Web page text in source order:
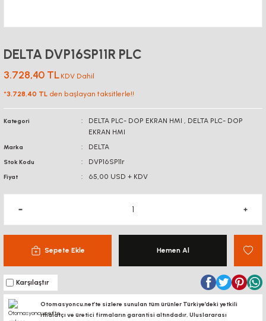
DELTA DVP16SP11R PLC
3.728,40 TL KDV Dahil
*3.728,40 TL den başlayan taksitlerle!!
Kategori DELTA PLC- DOP EKRAN HMI , DELTA PLC- DOP
EKRAN HMI
Marka DELTA
Stok Kodu DVP16SP11r
Fiyat 65,00 USD + KDV
Sepete Ekle Hemen Al
Karşılaştır
Otomasyoncu.net’te sizlere sunulan tüm ürünler Türkiye’deki yetkili
ithalatçı ve üretici firmaların garantisi altındadır, Uluslararası